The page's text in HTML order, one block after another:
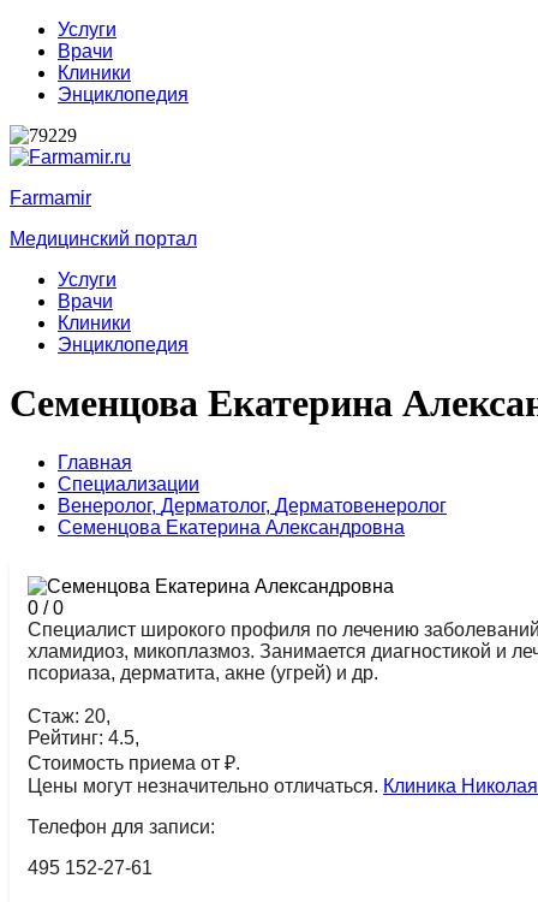
Услуги
Врачи
Клиники
Энциклопедия
Farmamir
Медицинский портал
Услуги
Врачи
Клиники
Энциклопедия
Семенцова Екатерина
Главная
Специализации
Венеролог, Дерматолог, Дерматовенеролог
Семенцова Екатерина Александровна
0 /0
Специалист широкого профиля по лечению
хламидиоз, микоплазмоз. Занимается диагностикой и
псориаза, дерматита, акне (угрей) и др.
Стаж: 20,
Рейтинг: 4.5,
Стоимость приема от ₽.
Цены могут незначительно отличаться. Клиника
Телефон для записи:
495 152-27-61